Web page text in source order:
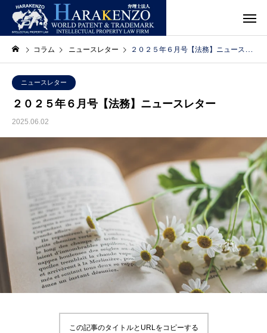
コラム ニュースレター ２０２５年６月号【法務】ニュースレター
ニュースレター
２０２５年６月号【法務】ニュースレター
2025.06.02
この記事のタイトルとURLをコピーする